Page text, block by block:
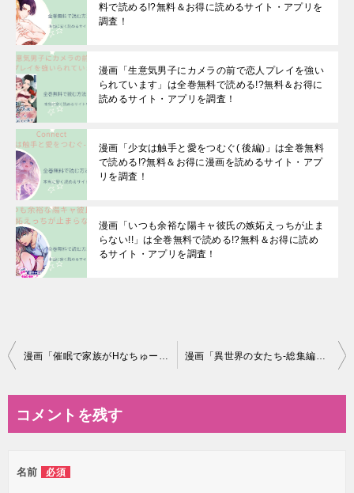
料で読める!?無料＆お得に読めるサイト・アプリを
調査！
漫画「生意気男子にカメラの前で恋人プレイを強い
られています」は全巻無料で読める!?無料＆お得に
読めるサイト・アプリを調査！
漫画「少女は触手と愛をつむぐ( 後編)」は全巻無料
で読める!?無料＆お得に漫画を読めるサイト・アプ
リを調査！
漫画「いつも余裕な陽キャ彼氏の嫉妬えっちが止ま
らない!!」は全巻無料で読める!?無料＆お得に読め
るサイト・アプリを調査！
投
ビ
ー
コメントを残す
名前 必須